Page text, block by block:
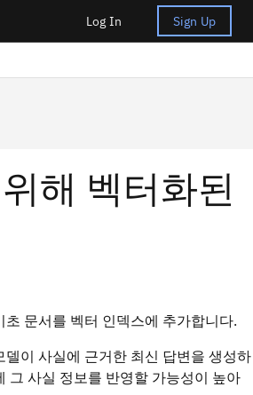
Log In Sign Up
해 벡터화된
문서를 벡터 인덱스에 추가합니다.
이 사실에 근거한 최신 답변을 생성하
그 사실 정보를 반영할 가능성이 높아